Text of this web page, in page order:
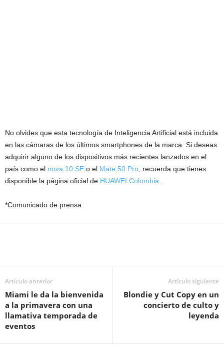
No olvides que esta tecnología de Inteligencia Artificial está incluida
en las cámaras de los últimos smartphones de la marca. Si deseas
adquirir alguno de los dispositivos más recientes lanzados en el
país como el nova 10 SE o el Mate 50 Pro , recuerda que tienes
disponible la página oficial de HUAWEI Colombia
*Comunicado de prensa
Artículo anterior
Miami le da la bienvenida
a la primavera con una
llamativa temporada de
eventos
Artículo siguiente
Blondie y Cut Copy en un
concierto de culto y
leyenda